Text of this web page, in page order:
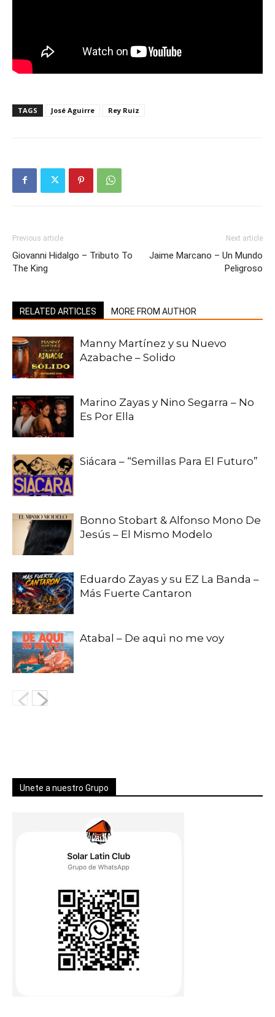
TAGS José Aguirre Rey Ruiz
Previous article
Giovanni Hidalgo – Tributo To
The King
Next article
Jaime Marcano – Un Mundo
Peligroso
RELATED ARTICLES MORE FROM AUTHOR
Manny Martínez y su Nuevo
Azabache – Solido
Marino Zayas y Nino Segarra – No
Es Por Ella
Siácara – “Semillas Para El Futuro”
Bonno Stobart & Alfonso Mono De
Jesús – El Mismo Modelo
Eduardo Zayas y su EZ La Banda –
Más Fuerte Cantaron
Atabal – De aquì no me voy
Unete a nuestro Grupo